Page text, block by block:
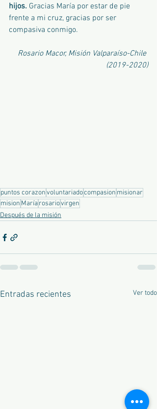
hijos. Gracias María por estar de pie
frente a mi cruz, gracias por ser
compasiva conmigo.
Rosario Macor, Misión Valparaíso-Chile
(2019-2020)
puntos corazonvoluntariadocompasion misionar
mision María rosariovirgen
Después de la misión
Entradas recientes Ver todo